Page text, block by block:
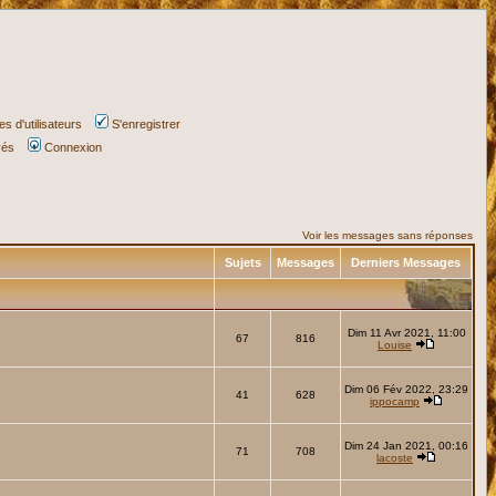
d'utilisateurs
S'enregistrer
Connexion
Voir les messages sans réponses
Sujets Messages Derniers Messages
67 816
Dim 11 Avr 2021, 11:00
Louise
41 628
Dim 06 Fév 2022, 23:29
ippocamp
71 708
Dim 24 Jan 2021, 00:16
lacoste